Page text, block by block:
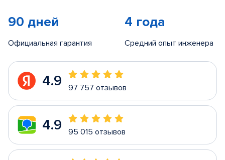
90 дней
Официальная гарантия
4 года
Средний опыт инженера
4.9 97 757 отзывов
4.9 95 015 отзывов